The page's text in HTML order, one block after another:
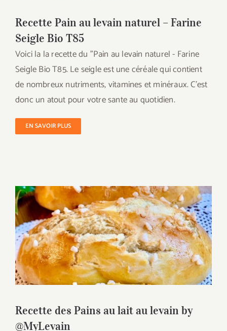
Recette Pain au levain naturel – Farine
Seigle Bio T85
Voici la la recette du "Pain au levain naturel - Farine
Seigle Bio T85. Le seigle est une céréale qui contient
de nombreux nutriments, vitamines et minéraux. C'est
donc un atout pour votre sante au quotidien.
EN SAVOIR PLUS
Recette des Pains au lait au levain by
@MyLevain
Recette des Pains au lait au levain by
@MyLevain